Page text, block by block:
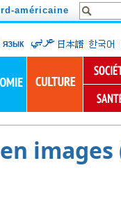
américaine
images